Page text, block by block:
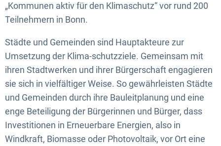
„Kommunen aktiv für den Klimaschutz“ vor rund 200
Teilnehmern in Bonn.
Städte und Gemeinden sind Hauptakteure zur
Umsetzung der Klima-schutzziele. Gemeinsam mit
ihren Stadtwerken und ihrer Bürgerschaft engagieren
sie sich in vielfältiger Weise. So gewährleisten Städte
und Gemeinden durch ihre Bauleitplanung und eine
enge Beteiligung der Bürgerinnen und Bürger, dass
Investitionen in Erneuerbare Energien, also in
Windkraft, Biomasse oder Photovoltaik, vor Ort eine